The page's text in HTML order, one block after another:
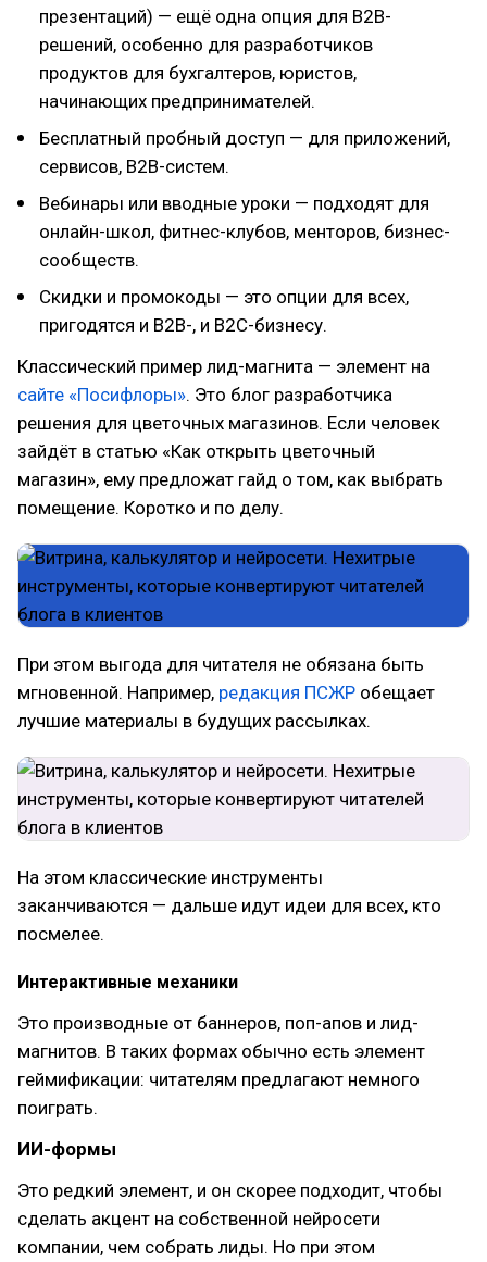
презентаций) — ещё одна опция для B2B-
решений, особенно для разработчиков
продуктов для бухгалтеров, юристов,
начинающих предпринимателей.
Бесплатный пробный доступ — для приложений,
сервисов, B2B-систем.
Вебинары или вводные уроки — подходят для
онлайн-школ, фитнес-клубов, менторов, бизнес-
сообществ.
Скидки и промокоды — это опции для всех,
пригодятся и B2B-, и B2C-бизнесу.
Классический пример лид-магнита — элемент на
сайте «Посифлоры». Это блог разработчика
решения для цветочных магазинов. Если человек
зайдёт в статью «Как открыть цветочный
магазин», ему предложат гайд о том, как выбрать
помещение. Коротко и по делу.
При этом выгода для читателя не обязана быть
мгновенной. Например, редакция ПСЖР обещает
лучшие материалы в будущих рассылках.
На этом классические инструменты
заканчиваются — дальше идут идеи для всех, кто
посмелее.
Интерактивные механики
Это производные от баннеров, поп-апов и лид-
магнитов. В таких формах обычно есть элемент
геймификации: читателям предлагают немного
поиграть.
ИИ-формы
Это редкий элемент, и он скорее подходит, чтобы
сделать акцент на собственной нейросети
компании, чем собрать лиды. Но при этом